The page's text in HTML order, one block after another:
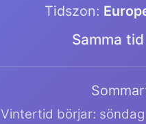
Tidszon:
Samma
Vintertid börjar: